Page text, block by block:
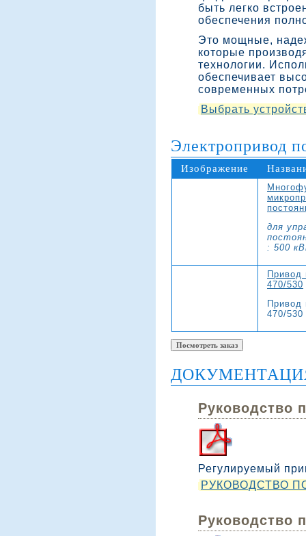
быть легко
обеспечения
Это мощные,
которые
технологии.
обеспечивает
современных
Выбрать
Электропривод
Изображение
для
: 500
Привод
470/530
Привод
470/530
Руководство
Регулируемый
РУКОВОДСТВО
Руководство